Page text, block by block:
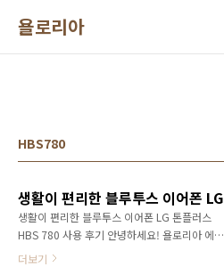
욜로리아
HBS780
생활이 편리한 블루투스 이어폰 LG 톤플러스
HBS 780 사용 후기 안녕하세요! 욜로리아 에요.
이어폰 어떤거 사용하세요? 미니카세트 마이마
더보기